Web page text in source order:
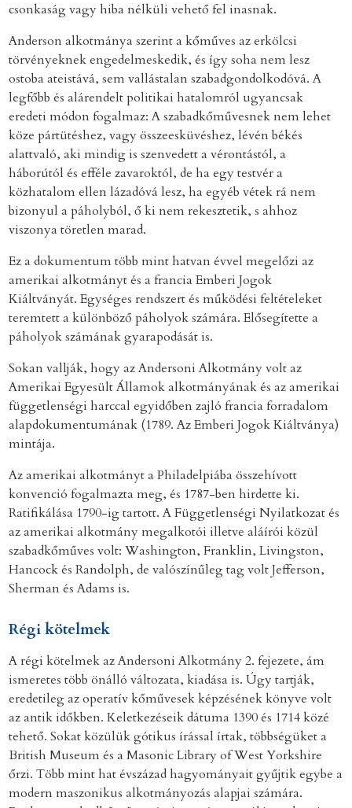
csonkaság vagy hiba nélküli vehető fel inasnak.
Anderson alkotmánya szerint a kőműves az erkölcsi
törvényeknek engedelmeskedik, és így soha nem lesz
ostoba ateistává, sem vallástalan szabadgondolkodóvá. A
legfőbb és alárendelt politikai hatalomról ugyancsak
eredeti módon fogalmaz: A szabadkőművesnek nem lehet
köze pártütéshez, vagy összeesküvéshez, lévén békés
alattvaló, aki mindig is szenvedett a vérontástól, a
háborútól és efféle zavaroktól, de ha egy testvér a
közhatalom ellen lázadóvá lesz, ha egyéb vétek rá nem
bizonyul a páholyból, ő ki nem rekesztetik, s ahhoz
viszonya töretlen marad.
Ez a dokumentum több mint hatvan évvel megelőzi az
amerikai alkotmányt és a francia Emberi Jogok
Kiáltványát. Egységes rendszert és működési feltételeket
teremtett a különböző páholyok számára. Elősegítette a
páholyok számának gyarapodását is.
Sokan vallják, hogy az Andersoni Alkotmány volt az
Amerikai Egyesült Államok alkotmányának és az amerikai
függetlenségi harccal egyidőben zajló francia forradalom
alapdokumentumának (1789. Az Emberi Jogok Kiáltványa)
mintája.
Az amerikai alkotmányt a Philadelpiába összehívott
konvenció fogalmazta meg, és 1787-ben hirdette ki.
Ratifikálása 1790-ig tartott. A Függetlenségi Nyilatkozat és
az amerikai alkotmány megalkotói illetve aláírói közül
szabadkőműves volt: Washington, Franklin, Livingston,
Hancock és Randolph, de valószínűleg tag volt Jefferson,
Sherman és Adams is.
Régi kötelmek
A régi kötelmek az Andersoni Alkotmány 2. fejezete, ám
ismeretes több önálló változata, kiadása is. Úgy tartják,
eredetileg az operatív kőművesek képzésének könyve volt
az antik időkben. Keletkezéseik dátuma 1390 és 1714 közé
tehető. Sokat közülük gótikus írással írtak, többségüket a
British Museum és a Masonic Library of West Yorkshire
őrzi. Több mint hat évszázad hagyományait gyűjtik egybe a
modern maszonikus alkotmányozás alapjai számára.